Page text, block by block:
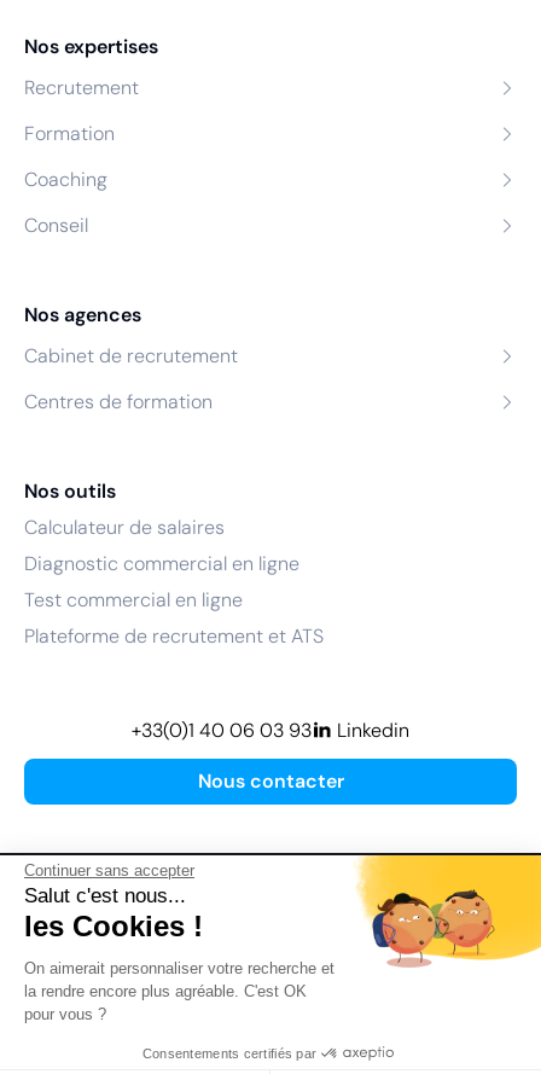
Continuer sans accepter
Salut c'est nous...
les Cookies !
On aimerait personnaliser votre recherche et
la rendre encore plus agréable. C'est OK
pour vous ?
Consentements certifiés par
Nos expertises
Recrutement
Formation
Coaching
Conseil
Nos agences
Cabinet de recrutement
Centres de formation
Nos outils
Calculateur de salaires
Diagnostic commercial en ligne
Test commercial en ligne
Plateforme de recrutement et ATS
Nous contacter
+33(0)1 40 06 03 93 Linkedin
Plan de site
Mentions légales
Conditions Générales d’Utilisation
Version actualisée en
2026